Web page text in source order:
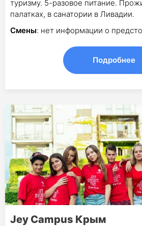
туризму. 5-разовое питание.
палатках, в санатории в Ливадии.
Смены: нет информации о
Подробнее
Jey Campus Крым